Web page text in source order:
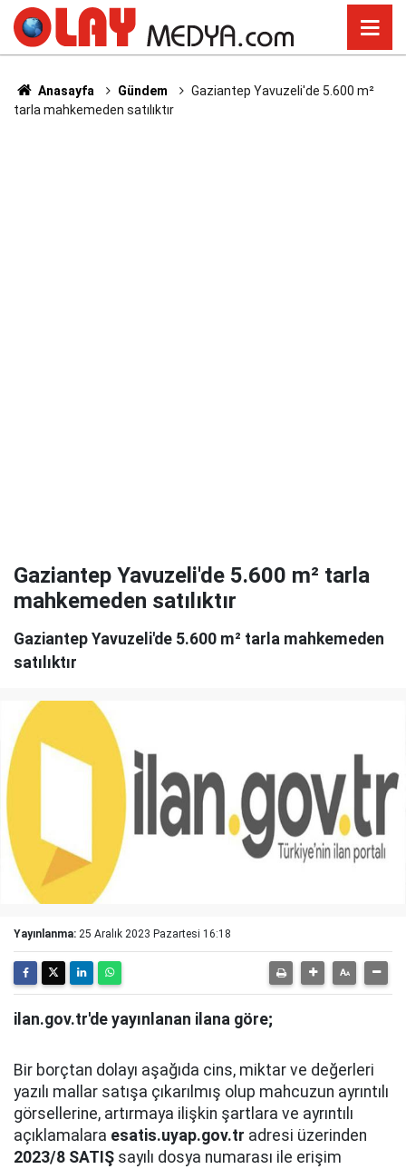
Anasayfa Gündem
Gaziantep Yavuzeli'de 5.600 m²
tarla mahkemeden satılıktır
Gaziantep Yavuzeli'de 5.600 m² tarla
mahkemeden satılıktır
Gaziantep Yavuzeli'de 5.600 m² tarla mahkemeden
satılıktır
Yayınlanma: 25 Aralık 2023 Pazartesi 16:18
ilan.gov.tr'de yayınlanan ilana göre;
Bir borçtan dolayı aşağıda cins, miktar ve değerleri
yazılı mallar satışa çıkarılmış olup mahcuzun ayrıntılı
görsellerine, artırmaya ilişkin şartlara ve ayrıntılı
açıklamalara esatis.uyap.gov.tr adresi üzerinden
2023/8 SATIŞ sayılı dosya numarası ile erişim